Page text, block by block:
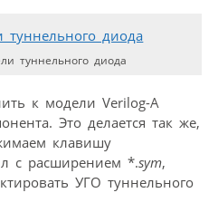
туннельного диода
к модели Verilog-A
Это делается так же,
клавишу
с расширением *.sym,
УГО туннельного